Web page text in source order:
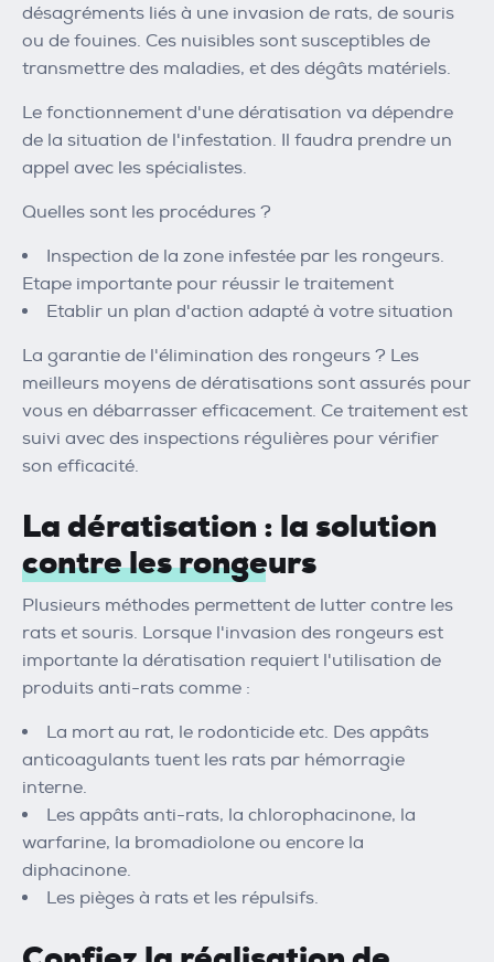
désagréments liés à une invasion de rats, de souris
ou de fouines. Ces nuisibles sont susceptibles de
transmettre des maladies, et des dégâts matériels.
Le fonctionnement d'une dératisation va dépendre
de la situation de l'infestation. Il faudra prendre un
appel avec les spécialistes.
Quelles sont les procédures ?
Inspection de la zone infestée par les rongeurs.
Etape importante pour réussir le traitement
Etablir un plan d'action adapté à votre situation
La garantie de l'élimination des rongeurs ? Les
meilleurs moyens de dératisations sont assurés pour
vous en débarrasser efficacement. Ce traitement est
suivi avec des inspections régulières pour vérifier
son efficacité.
La dératisation : la solution
contre les rongeurs
Plusieurs méthodes permettent de lutter contre les
rats et souris. Lorsque l'invasion des rongeurs est
importante la dératisation requiert l'utilisation de
produits anti-rats comme :
La mort au rat, le rodonticide etc. Des appâts
anticoagulants tuent les rats par hémorragie
interne.
Les appâts anti-rats, la chlorophacinone, la
warfarine, la bromadiolone ou encore la
diphacinone.
Les pièges à rats et les répulsifs.